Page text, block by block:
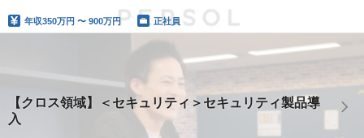
年収350万円 〜 900万円 正社員
【クロス領域】＜セキュリティ＞セキュリティ製品導
入